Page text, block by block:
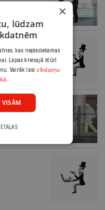
×
lūdzam
kas nepieciešamas
Lapas kreisajā stūrī
Vairāk lasisīkdatņu
VISĀM